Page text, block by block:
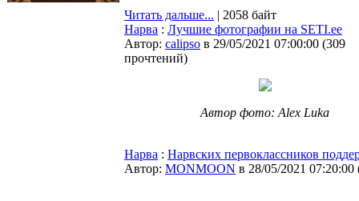
Читать дальше... | 2058 байт
Нарва : Лучшие фотографии на SETI.ee
Автор: calipso в 29/05/2021 07:00:00 (309
прочтений)
Автор фото: Alex Luka
Нарва : Нарвских первоклассников
Автор: MONMOON в 28/05/2021 07:20:00